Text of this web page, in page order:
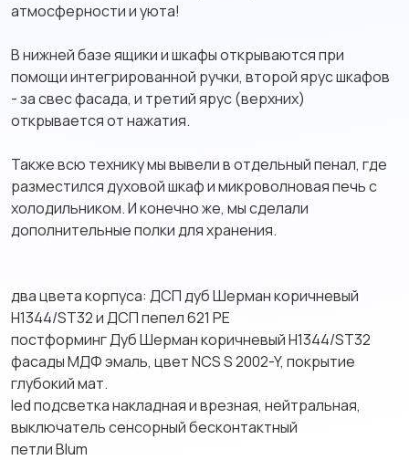
атмосферности и уюта!
В нижней базе ящики и шкафы открываются при
помощи интегрированной ручки, второй ярус шкафов
- за свес фасада, и третий ярус (верхних)
открывается от нажатия.
Также всю технику мы вывели в отдельный пенал, где
разместился духовой шкаф и микроволновая печь с
холодильником. И конечно же, мы сделали
дополнительные полки для хранения.
два цвета корпуса: ДСП дуб Шерман коричневый
H1344/ST32 и ДСП пепел 621 РЕ
постформинг Дуб Шерман коричневый H1344/ST32
фасады МДФ эмаль, цвет NCS S 2002-Y, покрытие
глубокий мат.
led подсветка накладная и врезная, нейтральная,
выключатель сенсорный бесконтактный
петли Blum